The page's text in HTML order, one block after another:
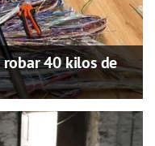
40 kilos de